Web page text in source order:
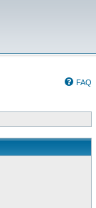
FAQ